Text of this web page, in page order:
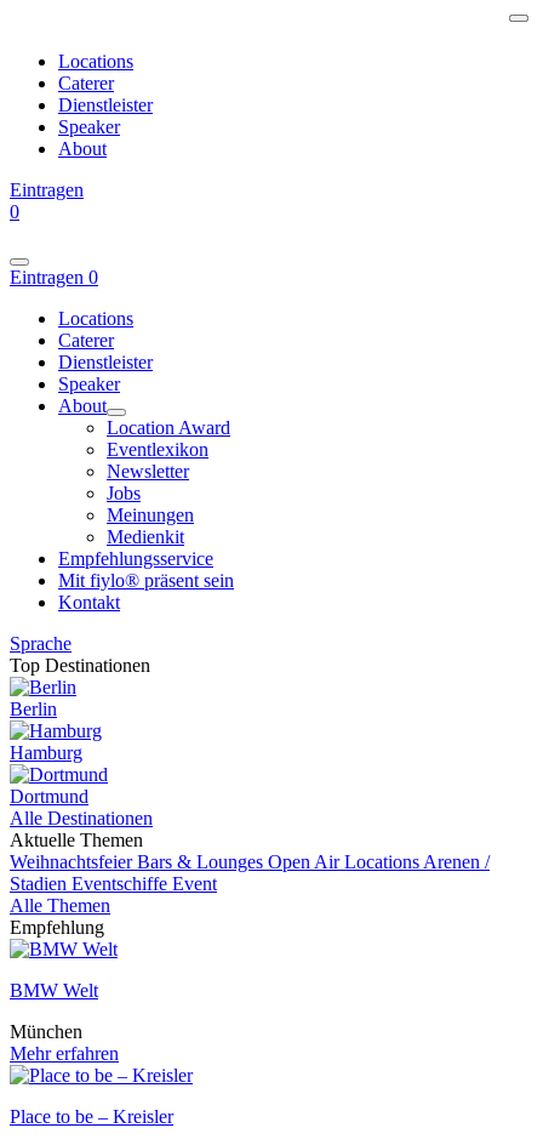
Locations
Caterer
Dienstleister
Speaker
About
Eintragen
0
Eintragen 0
Locations
Caterer
Dienstleister
Speaker
About
Location Award
Eventlexikon
Newsletter
Jobs
Meinungen
Medienkit
Empfehlungsservice
Mit fiylo® präsent sein
Kontakt
Sprache
Top Destinationen
Berlin
Hamburg
Dortmund
Alle Destinationen
Aktuelle Themen
WeihnachtsfeierBars & Lounges Open Air Locations Arenen /
Stadien Eventschiffe Event
Alle Themen
Empfehlung
BMW Welt
München
Mehr erfahren
Place to be – Kreisler